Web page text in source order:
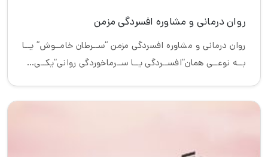
روان درمانی و مشاوره افسردگی مزمن
روان درمانی و مشاوره افسردگی مزمن “ســرطان خامــوش” یــا
بــه نوعــی همان”افســردگی یــا ســرماخوردگی روانی”یکــی…